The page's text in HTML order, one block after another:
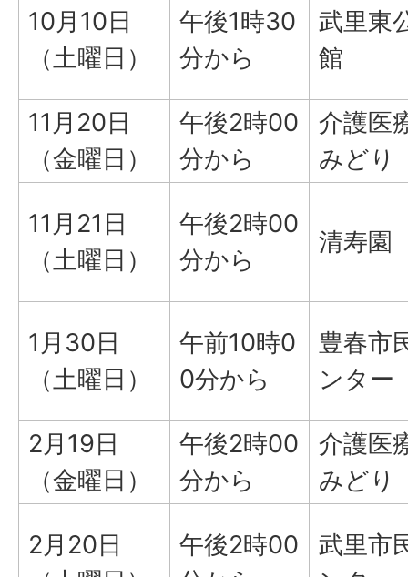
10月10日
（土曜日）
午後1時30
分から
武里東
館
11月20日
（金曜日）
午後2時00
分から
介護医
みどり
11月21日
（土曜日）
午後2時00
分から
清寿園
1月30日
（土曜日）
午前10時0
0分から
豊春市
ンター
2月19日
（金曜日）
午後2時00
分から
介護医
みどり
2月20日
午後2時00
武里市